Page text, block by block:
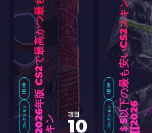
1月 09
コレクション ＄
5
以
下
の
最
も
安
い
C
S
2
ス
キ
ン
：
完
全
リ
ス
[
2
0
26
]
1月 09
コレクション 2
02
6
年
版
C
S
2
で
最
高
か
つ
最
も
手
頃
な
P
2
5
0
キン 項目
10